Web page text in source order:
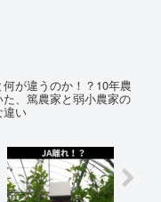
が違うのか！？10年農
、篤農家と弱小農家の
違い